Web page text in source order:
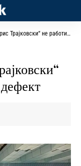
не работи поради голем дефект